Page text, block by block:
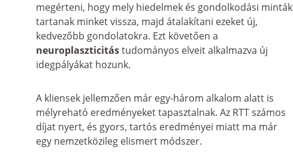
megérteni, hogy mely hiedelmek és gondolkodási minták
tartanak minket vissza, majd átalakítani ezeket új,
kedvezőbb gondolatokra. Ezt követően a
neuroplaszticitás tudományos elveit alkalmazva új
idegpályákat hozunk.
A kliensek jellemzően már egy-három alkalom alatt is
mélyreható eredményeket tapasztalnak. Az RTT számos
díjat nyert, és gyors, tartós eredményei miatt ma már
egy nemzetközileg elismert módszer.